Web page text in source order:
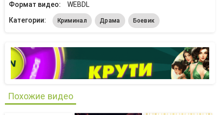
Формат видео:
WEBDL
Категории:
Криминал Драма Боевик
Похожие видео